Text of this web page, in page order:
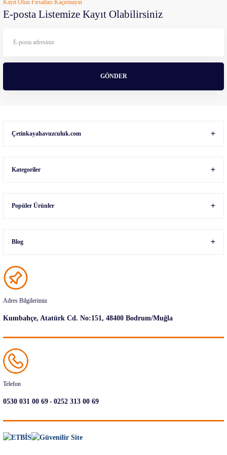
Ürün açıklamasında eksik bilgiler bulunuyor.
Ürün fiyatı diğer sitelerden daha pahalı.
Kayıt Olun Fırsatları Kaçırmayın
E-posta Listemize Kayıt Olabilirsiniz
GÖNDER
Çetinkayahavuzculuk.com
Kategoriler
Popüler Ürünler
Blog
Adres Bilgilerimiz
Kumbahçe, Atatürk Cd. No:151, 48400 Bodrum/Muğla
Telefon
0530 031 00 69-0252 313 00 69